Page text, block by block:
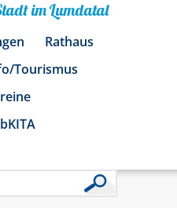
im Lumdatal
Rathaus
Tourismus